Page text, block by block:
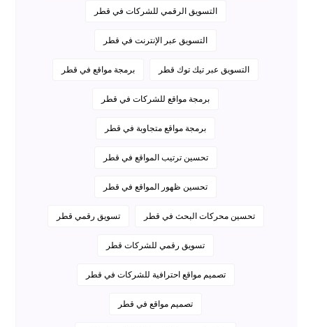
التسويق الرقمي للشركات في قطر
التسويق عبر الإنترنت في قطر
التسويق عبر تيك توك قطر برمجة مواقع في قطر
برمجة مواقع للشركات في قطر
برمجة مواقع متجاوبة في قطر
تحسين ترتيب المواقع في قطر
تحسين ظهور المواقع في قطر
تحسين محركات البحث في قطر تسويق رقمي قطر
تسويق رقمي للشركات قطر
تصميم مواقع احترافية للشركات في قطر
تصميم مواقع في قطر